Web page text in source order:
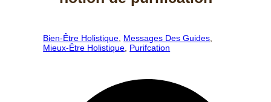
Bien-Être Holistique Messages Des Guides
Mieux-Être Holistique Purifcation